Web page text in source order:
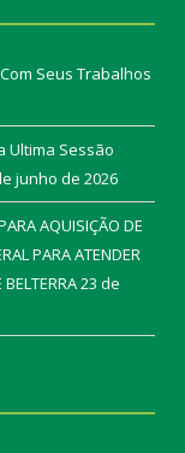
Seus Trabalhos
Ultima Sessão
junho de 2026
AQUISIÇÃO DE
PARA ATENDER
23 de